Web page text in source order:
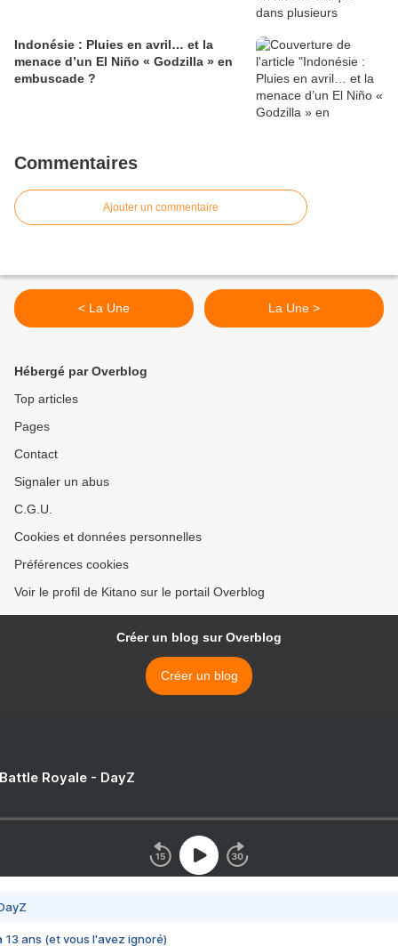
Indonésie : Pluies en avril… et la
menace d’un El Niño « Godzilla » en
embuscade ?
Commentaires
Ajouter un commentaire
< La Une La Une >
Hébergé par Overblog
Top articles
Pages
Contact
Signaler un abus
C.G.U.
Cookies et données personnelles
Préférences cookies
Voir le profil de Kitano sur le portail Overblog
Créer un blog sur Overblog
Créer un blog
Royale - DayZ
13 ans (et vous l'avez ignoré)